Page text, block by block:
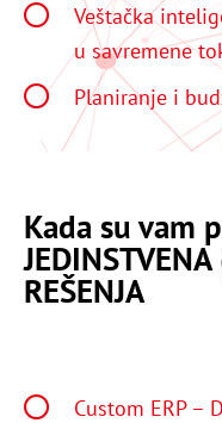
Veštačka
u savremene
Planiranje i
Kada su vam
REŠENJA
Custom ERP –